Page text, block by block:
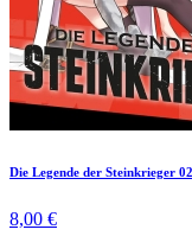
Die Legende der Steinkrieger 02
8,00 €